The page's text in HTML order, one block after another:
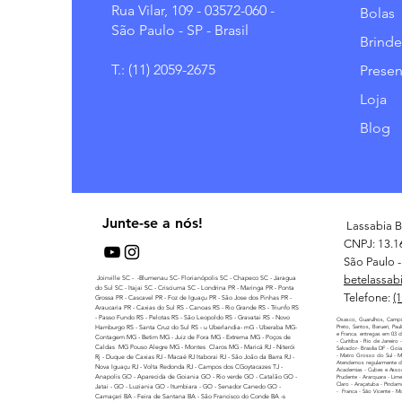
Rua Vilar, 109 - 03572-060 -
São Paulo - SP - Brasil
T.: (11) 2059-2675
Bolas
Loja
Blog
Junte-se a nós!
Joinville SC - -Blumenau SC- Florianópolis SC - Chapeco SC - Jaragua
do Sul SC - Itajai SC - Crisciuma SC - Londrina PR - Maringa PR - Ponta
Grossa PR - Cascavel PR - Foz de Iguaçu PR - São Jose dos Pinhas PR -
Araucaria PR - Caxias do Sul RS - Canoas RS - Rio Grande RS - Triunfo RS
- Passo Fundo RS - Pelotas RS - São Leopoldo RS - Gravatai RS - Novo
Hamburgo RS - Santa Cruz do Sul RS - u Uberlandia- mG - Uberaba MG-
Contagem MG - Betim MG - Juiz de Fora MG - Extrema MG - Poços de
Caldas MG Pouso Alegre MG - Montes Claros MG - Maricá RJ - Niterói
Rj - Duque de Caxias RJ - Macaé RJ Itaborai RJ - São Joâo da Barra RJ -
Nova Iguaçu RJ - Volta Redonda RJ - Campos dos CGoytacazes TJ -
Anapolis GO - Aparecida de Goiania GO - Rio verde GO - Catalão GO -
Jatai - GO - Luziania GO - Itumbiara - GO - Senador Canedo GO -
Camaçari BA - Feira de Santana BA - São Francisco do Conde BA -s
Lassabia
CNPJ:
São Paulo
Telefone:
Osasco, Guarulhos,
Preto, Santos, Barueri,
e Franca. entregas em 03
- Curitiba - Rio de Janeiro
Salvador- Brasilia DF -
- Matro Grosso do Sul -
Atendemos regularmente
Academias - Cubes e
Prudente - Ararquara -
Claro - Araçatuba -
- Franca - São Vicente -